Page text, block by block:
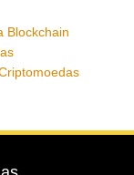
Blockchain